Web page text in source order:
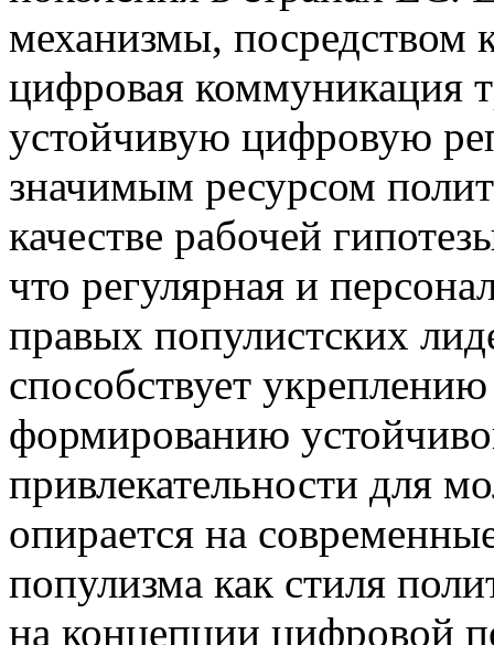
механизмы, посредством
цифровая коммуникация
устойчивую цифровую
значимым ресурсом
качестве рабочей
что регулярная и
правых популистских
способствует
формированию
привлекательности для
опирается на
популизма как стиля
на концепции цифровой